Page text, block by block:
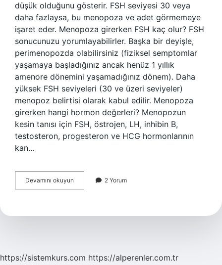
düşük olduğunu gösterir. FSH seviyesi 30 veya
daha fazlaysa, bu menopoza ve adet görmemeye
işaret eder. Menopoza girerken FSH kaç olur? FSH
sonucunuzu yorumlayabilirler. Başka bir deyişle,
perimenopozda olabilirsiniz (fiziksel semptomlar
yaşamaya başladığınız ancak henüz 1 yıllık
amenore dönemini yaşamadığınız dönem). Daha
yüksek FSH seviyeleri (30 ve üzeri seviyeler)
menopoz belirtisi olarak kabul edilir. Menopoza
girerken hangi hormon değerleri? Menopozun
kesin tanısı için FSH, östrojen, LH, inhibin B,
testosteron, progesteron ve HCG hormonlarının
kan…
Devamını okuyun Menopozda
Hormon
Olmalı
2 Yorum
https://sistemkurs.com https://alperenler.com.tr